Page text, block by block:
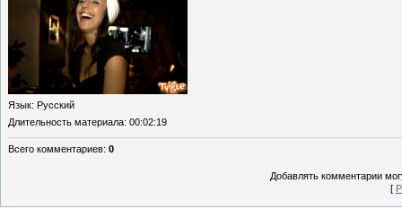
Язык: Русский
Длительность материала: 00:02:19
Всего комментариев: 0
Добавлять комментарии
[